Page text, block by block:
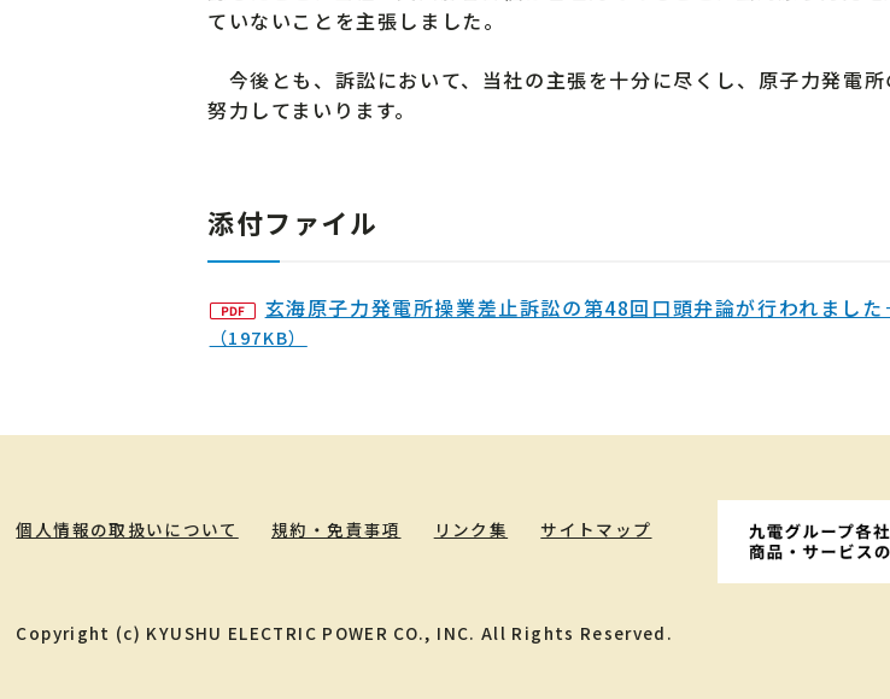
ていないことを主張しました。
今後とも、訴訟において、当社の主張を十分に尽くし、原子力発電
努力してまいります。
添付ファイル
玄海原子力発電所操業差止訴訟の第48回口頭弁論が行われまし
（197KB）
個人情報の取扱いについて 規約・免責事項 リンク集 サイトマップ
Copyright (c) KYUSHU ELECTRIC POWER CO., INC. All Rights Reserved.